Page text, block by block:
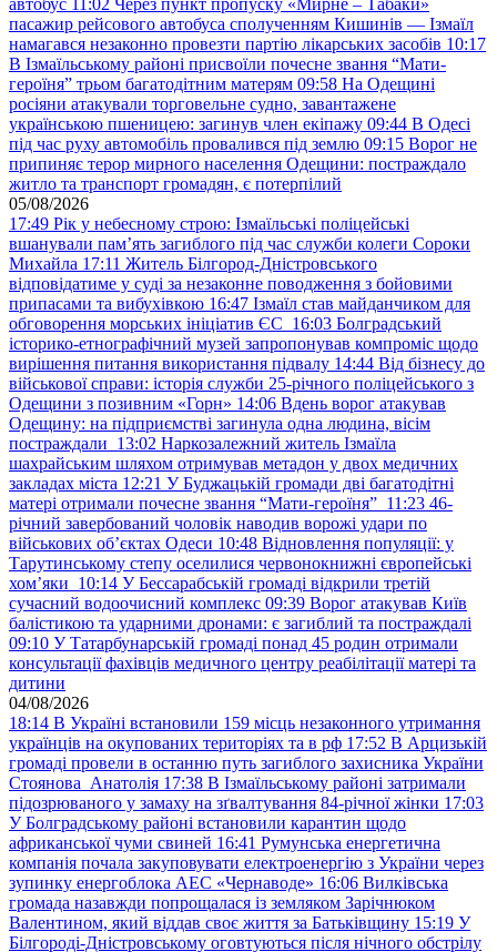
автобус 11:02 Через пункт пропуску «Мирне – Табаки»
пасажир рейсового автобуса сполученням Кишинів — Ізмаїл
намагався незаконно провезти партію лікарських засобів 10:17
В Ізмаїльському районі присвоїли почесне звання “Мати-
героїня” трьом багатодітним матерям 09:58 На Одещині
росіяни атакували торговельне судно, завантажене
українською пшеницею: загинув член екіпажу 09:44 В Одесі
під час руху автомобіль провалився під землю 09:15 Ворог не
припиняє терор мирного населення Одещини: постраждало
житло та транспорт громадян, є потерпілий
05/08/2026
17:49 Рік у небесному строю: Ізмаїльські поліцейські
вшанували пам’ять загиблого під час служби колеги Сороки
Михайла 17:11 Житель Білгород-Дністровського
відповідатиме у суді за незаконне поводження з бойовими
припасами та вибухівкою 16:47 Ізмаїл став майданчиком для
обговорення морських ініціатив ЄС 16:03 Болградський
історико-етнографічний музей запропонував компроміс щодо
вирішення питання використання підвалу 14:44 Від бізнесу до
військової справи: історія служби 25-річного поліцейського з
Одещини з позивним «Горн» 14:06 Вдень ворог атакував
Одещину: на підприємстві загинула одна людина, вісім
постраждали 13:02 Наркозалежний житель Ізмаїла
шахрайським шляхом отримував метадон у двох медичних
закладах міста 12:21 У Буджацькій громади дві багатодітні
матері отримали почесне звання “Мати-героїня” 11:23 46-
річний завербований чоловік наводив ворожі удари по
військових обʼєктах Одеси 10:48 Відновлення популяції: у
Тарутинському степу оселилися червонокнижні європейські
хом’яки 10:14 У Бессарабській громаді відкрили третій
сучасний водоочисний комплекс 09:39 Ворог атакував Київ
балістикою та ударними дронами: є загиблий та постраждалі
09:10 У Татарбунарській громаді понад 45 родин отримали
консультації фахівців медичного центру реабілітації матері та
дитини
04/08/2026
18:14 В Україні встановили 159 місць незаконного утримання
українців на окупованих територіях та в рф 17:52 В Арцизькій
громаді провели в останню путь загиблого захисника України
Стоянова Анатолія 17:38 В Ізмаїльському районі затримали
підозрюваного у замаху на зґвалтування 84-річної жінки 17:03
У Болградському районі встановили карантин щодо
африканської чуми свиней 16:41 Румунська енергетична
компанія почала закуповувати електроенергію з України через
зупинку енергоблока АЕС «Чернаводе» 16:06 Вилківська
громада назавжди попрощалася із земляком Зарічнюком
Валентином, який віддав своє життя за Батьківщину 15:19 У
Білгороді-Дністровському оговтуються після нічного обстрілу